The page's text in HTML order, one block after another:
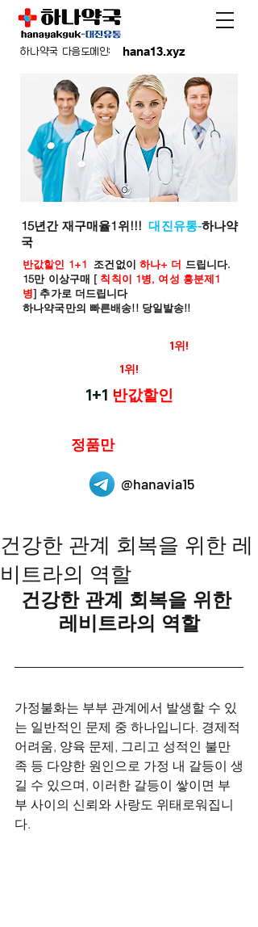
hana13.xyz
하나약국 다음도메인:
15년간 재구매율1위!!!대진유통-하나약
국
반값할인 1+1 조건없이 하나+ 더 드립니다.
15만 이상구매 [ 칙칙이 1병, 여성 흥분제1
병] 추가로 더드립니다
하나약국만의 빠른배송!! 당일발송!!
1위!
1위!
1+1 반값할인
정품만
@hanavia15
건강한 관계 회복을 위한 레
비트라의 역할
건강한 관계 회복을 위한
레비트라의 역할
가정불화는 부부 관계에서 발생할 수 있
는 일반적인 문제 중 하나입니다. 경제적
어려움, 양육 문제, 그리고 성적인 불만
족 등 다양한 원인으로 가정 내 갈등이 생
길 수 있으며, 이러한 갈등이 쌓이면 부
부 사이의 신뢰와 사랑도 위태로워집니
다.